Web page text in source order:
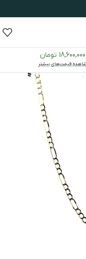
18,600,000 تومان
قیمت‌های بیشتر